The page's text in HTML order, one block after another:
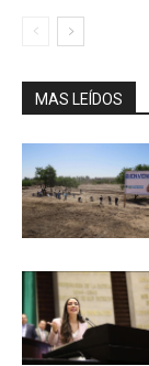
MAS LEÍDOS